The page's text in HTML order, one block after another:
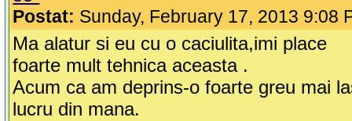
Postat: Sunday, February 17, 2013 9:08
Ma alatur si eu cu o caciulita,imi place
foarte mult tehnica aceasta .
Acum ca am deprins-o foarte greu mai
lucru din mana.